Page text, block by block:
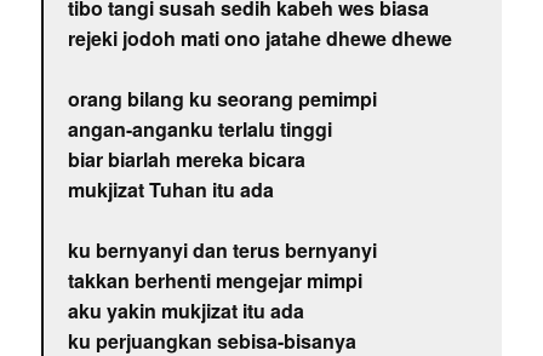
tibo tangi susah sedih kabeh wes biasa
rejeki jodoh mati ono jatahe dhewe dhewe
orang bilang ku seorang pemimpi
angan-anganku terlalu tinggi
biar biarlah mereka bicara
mukjizat Tuhan itu ada
ku bernyanyi dan terus bernyanyi
takkan berhenti mengejar mimpi
aku yakin mukjizat itu ada
ku perjuangkan sebisa-bisanya